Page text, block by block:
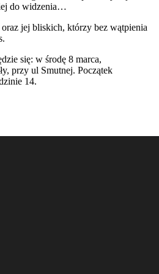
do widzenia…
jej bliskich, którzy bez wątpienia
się: w środę 8 marca,
przy ul Smutnej. Początek
14.